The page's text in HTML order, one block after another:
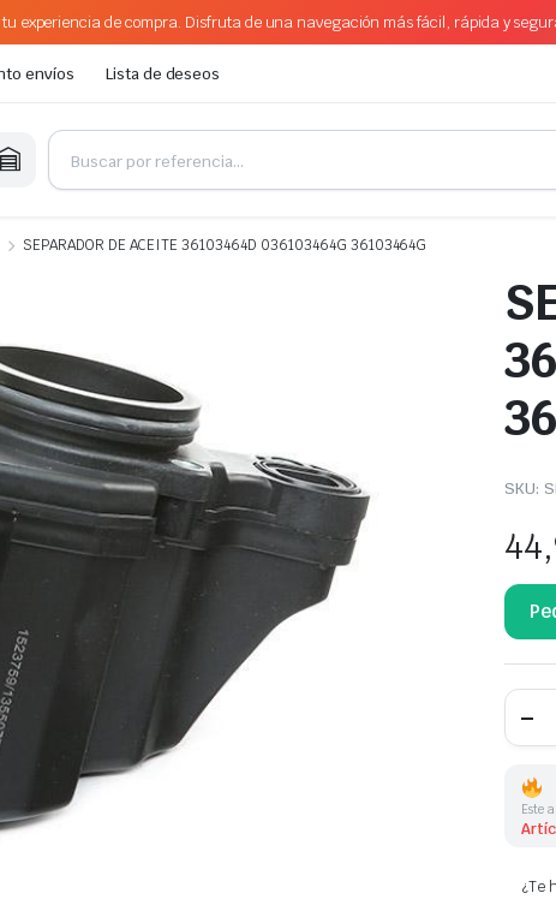
experiencia de compra. Disfruta de una navegación más fácil, rápida y
envíos Lista de deseos
SEPARADOR DE ACEITE 36103464D 036103464G 36103464G
SKU:
Este
¿Te